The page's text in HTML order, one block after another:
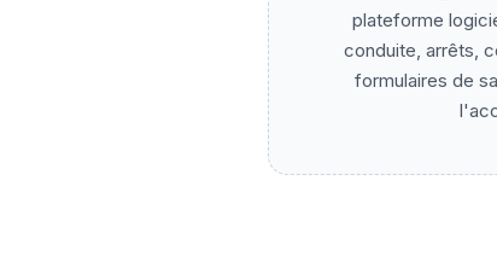
plateforme
conduite, arrêts,
formulaires de